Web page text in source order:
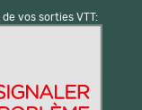
vos sorties VTT: